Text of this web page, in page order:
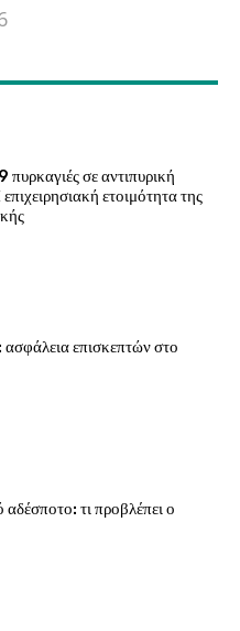
σε αντιπυρική
ετοιμότητα της
επισκεπτών στο
τι προβλέπει ο